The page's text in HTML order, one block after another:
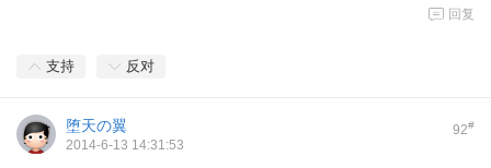
回复
支持 反对
92#
堕天の翼
2014-6-13 14:31:53